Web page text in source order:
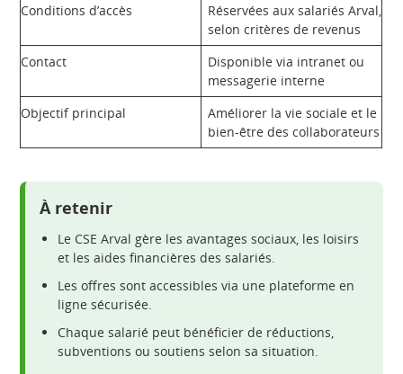
Conditions d’accès
Réservées aux salariés Arval,
selon critères de revenus
Contact
Disponible via intranet ou
messagerie interne
Objectif principal
Améliorer la vie sociale et le
bien-être des collaborateurs
À retenir
Le CSE Arval gère les avantages sociaux, les loisirs
et les aides financières des salariés.
Les offres sont accessibles via une plateforme en
ligne sécurisée.
Chaque salarié peut bénéficier de réductions,
subventions ou soutiens selon sa situation.